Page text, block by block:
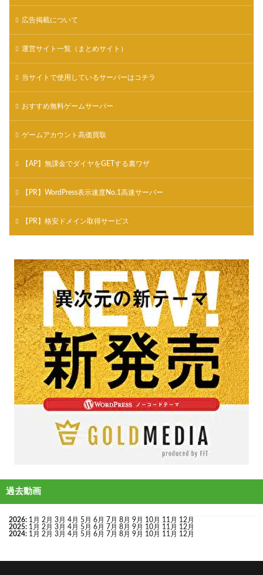
広告掲載について
運営サイト一覧（まとめサイト）
当サイトで使用しているサーバーはコチラ
おすすめ無料ゲームサーバー
ゲームアカウント高価買取
【AP】無課金でダイヤをGETする裏ワザ
【PR】WordPress表示速度No.1高速サーバー
【PR】格安ドメイン取得サービス
過去動画
2026: 1月 2月 3月 4月 5月 6月 7月 8月 9月 10月 11月 12月
2025: 1月 2月 3月 4月 5月 6月 7月 8月 9月 10月 11月 12月
2024: 1月 2月 3月 4月 5月 6月 7月 8月 9月 10月 11月 12月